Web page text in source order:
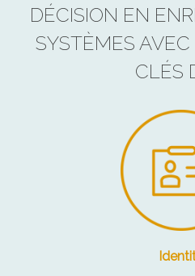
DÉCISION EN
SYSTÈMES
CLÉS